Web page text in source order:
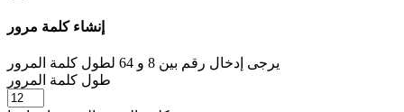
إنشاء كلمة مرور
يرجى إدخال رقم بين 8 و 64 لطول كلمة المرور
طول كلمة المرور